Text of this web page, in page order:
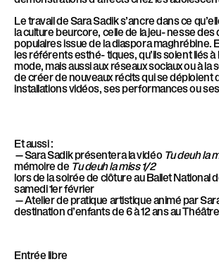
Le travail de Sara Sadik s’ancre dans ce
la culture beurcore, celle de la jeu- nesse des
populaires issue de la diaspora maghrébine.
les référents esthé- tiques, qu’ils soient liés à
mode, mais aussi aux réseaux sociaux ou à la
de créer de nouveaux récits qui se déploient
installations vidéos, ses performances ou
Et aussi :
—Sara Sadik présentera la vidéo Tu deuh la
mémoire de Tu deuh la miss 1/2
lors de la soirée de clôture au Ballet National
samedi 1er février
—Atelier de pratique artistique animé par
destination d’enfants de 6 à 12 ans au
Entrée libre